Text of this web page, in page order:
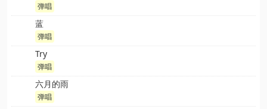
弹唱
蓝
弹唱
Try
弹唱
六月的雨
弹唱